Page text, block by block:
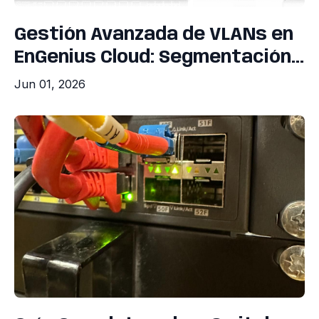
Gestión Avanzada de VLANs en
EnGenius Cloud: Segmentación...
Jun 01, 2026